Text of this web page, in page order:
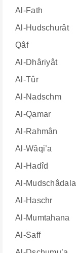
Al-Fath
Al-Hudschurât
Qâf
Al-Dhâriyât
Al-Tûr
Al-Nadschm
Al-Qamar
Al-Rahmân
Al-Wâqi’a
Al-Hadîd
Al-Mudschâdala
Al-Haschr
Al-Mumtahana
Al-Saff